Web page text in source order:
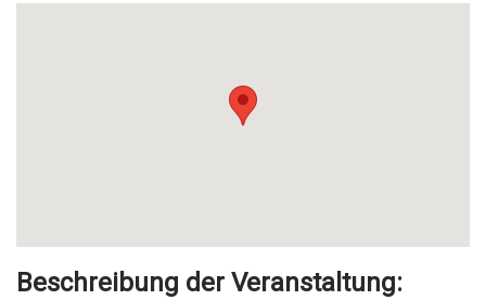
Beschreibung der Veranstaltung: